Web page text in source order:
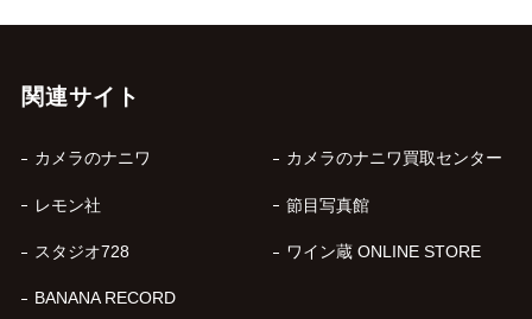
関連サイト
カメラのナニワ カメラのナニワ買取センター
レモン社 節目写真館
スタジオ728 ワイン蔵 ONLINE STORE
BANANA RECORD